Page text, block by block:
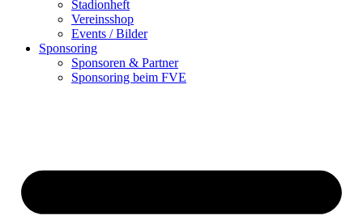
Stadionheft
Vereinsshop
Events / Bilder
Sponsoring
Sponsoren & Partner
Sponsoring beim FVE